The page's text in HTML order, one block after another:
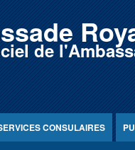
de
CONSULAIRES